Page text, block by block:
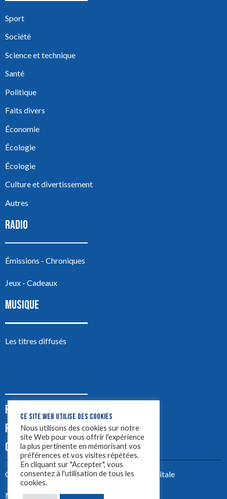
Sport
Société
Science et technique
Santé
Politique
Faits divers
Économie
Écologie
Écologie
Culture et divertissement
Autres
RADIO
Émissions - Chroniques
Jeux - Cadeaux
MUSIQUE
Les titres diffusés
PODCASTS
PUB
CONTACT
Créez votre site avecYellowtie – Agence Digitale
Mentions légales
CE SITE WEB UTILISE DES COOKIES
Nous utilisons des cookies sur notre
site Web pour vous offrir l'expérience
la plus pertinente en mémorisant vos
préférences et vos visites répétées.
En cliquant sur "Accepter", vous
consentez à l'utilisation de tous les
cookies.